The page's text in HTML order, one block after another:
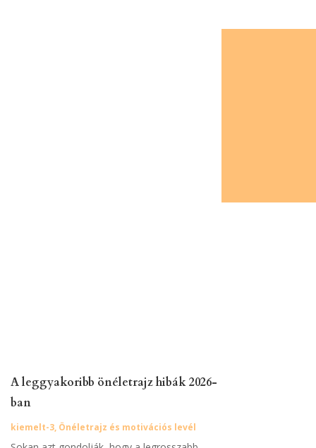
A leggyakoribb önéletrajz hibák 2026-
ban
kiemelt-3, Önéletrajz és motivációs levél